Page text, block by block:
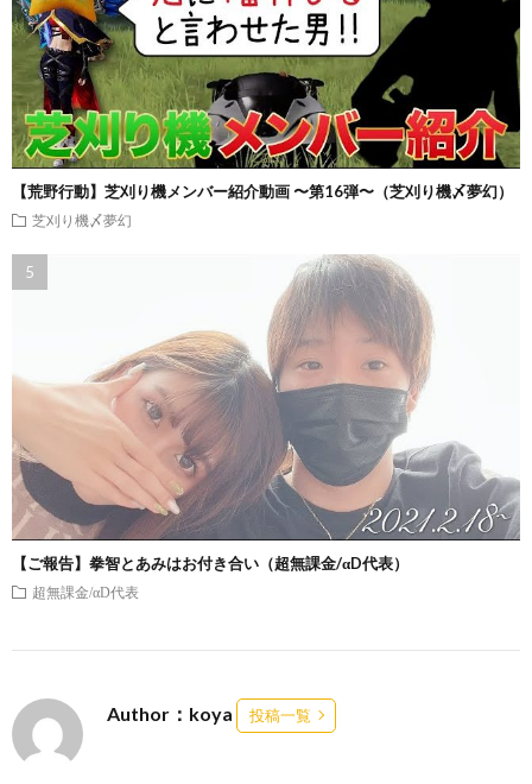
【荒野行動】芝刈り機メンバー紹介動画 〜第16弾〜（芝刈り機〆夢幻）
芝刈り機〆夢幻
【ご報告】拳智とあみはお付き合い（超無課金/αD代表）
超無課金/αD代表
Author：koya 投稿一覧